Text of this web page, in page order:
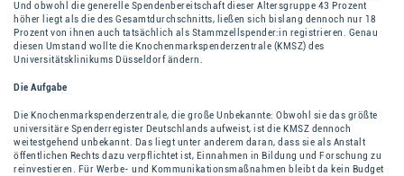
Und obwohl die generelle Spendenbereitschaft dieser Altersgruppe 43 Prozent
höher liegt als die des Gesamtdurchschnitts, ließen sich bislang dennoch nur 18
Prozent von ihnen auch tatsächlich als Stammzellspender:in registrieren. Genau
diesen Umstand wollte die Knochenmarkspenderzentrale (KMSZ) des
Universitätsklinikums Düsseldorf ändern.
Die Aufgabe
Die Knochenmarkspenderzentrale, die große Unbekannte: Obwohl sie das größte
universitäre Spenderregister Deutschlands aufweist, ist die KMSZ dennoch
weitestgehend unbekannt. Das liegt unter anderem daran, dass sie als Anstalt
öffentlichen Rechts dazu verpflichtet ist, Einnahmen in Bildung und Forschung zu
reinvestieren. Für Werbe- und Kommunikationsmaßnahmen bleibt da kein Budget